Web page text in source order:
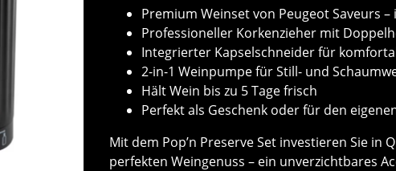
Premium Weinset von Peugeot Saveurs
Professioneller Korkenzieher mit
Integrierter Kapselschneider für
2-in-1 Weinpumpe für Still- und
Hält Wein bis zu 5 Tage frisch
Perfekt als Geschenk oder für den
Mit dem Pop’n Preserve Set investieren Sie in
perfekten Weingenuss – ein unverzichtbares